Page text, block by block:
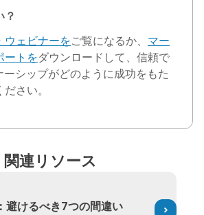
？
ウェビナーをご覧になるか、 マー
ートをダウンロードして、信頼で
ーシップがどのように成功をもた
さい。
関連リソース
避けるべき7つの間違い
けるべき7つの間違い